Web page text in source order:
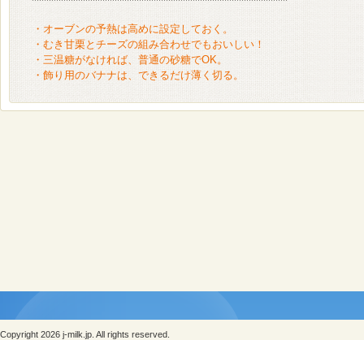
・オーブンの予熱は高めに設定しておく。
・むき甘栗とチーズの組み合わせでもおいしい！
・三温糖がなければ、普通の砂糖でOK。
・飾り用のバナナは、できるだけ薄く切る。
Copyright 2026 j-milk.jp. All rights reserved.